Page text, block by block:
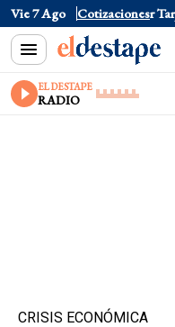
Vie 7 Ago Cotizaciones
$1520 Dólar Tarjeta
EL DESTAPE
RADIO
CRISIS ECONÓMICA